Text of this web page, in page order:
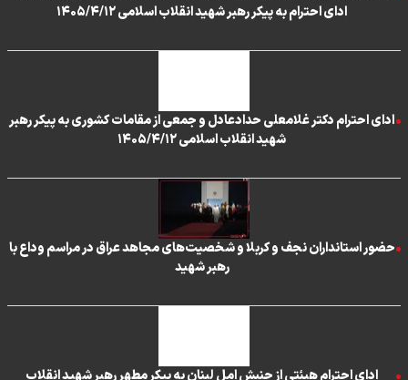
ادای احترام به پیکر رهبر شهید انقلاب اسلامی ۱۴۰۵/۴/۱۲
ادای احترام دکتر غلامعلی حدادعادل و جمعی از مقامات کشوری به پیکر رهبر
شهید انقلاب اسلامی ۱۴۰۵/۴/۱۲
حضور استانداران نجف و کربلا و شخصیت‌های مجاهد عراق در مراسم وداع با
رهبر شهید
ادای احترام هیئتی از جنبش امل لبنان به پیکر مطهر رهبر شهید انقلاب